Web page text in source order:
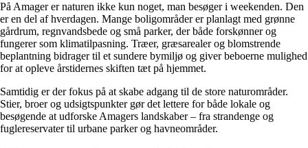
På Amager er naturen ikke kun noget, man besøger i weekenden. Den
er en del af hverdagen. Mange boligområder er planlagt med grønne
gårdrum, regnvandsbede og små parker, der både forskønner og
fungerer som klimatilpasning. Træer, græsarealer og blomstrende
beplantning bidrager til et sundere bymiljø og giver beboerne mulighed
for at opleve årstidernes skiften tæt på hjemmet.
Samtidig er der fokus på at skabe adgang til de store naturområder.
Stier, broer og udsigtspunkter gør det lettere for både lokale og
besøgende at udforske Amagers landskaber – fra strandenge og
fuglereservater til urbane parker og havneområder.